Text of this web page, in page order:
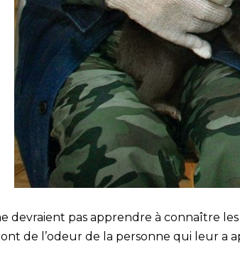
devraient pas apprendre à connaître
de l’odeur de la personne qui leur a